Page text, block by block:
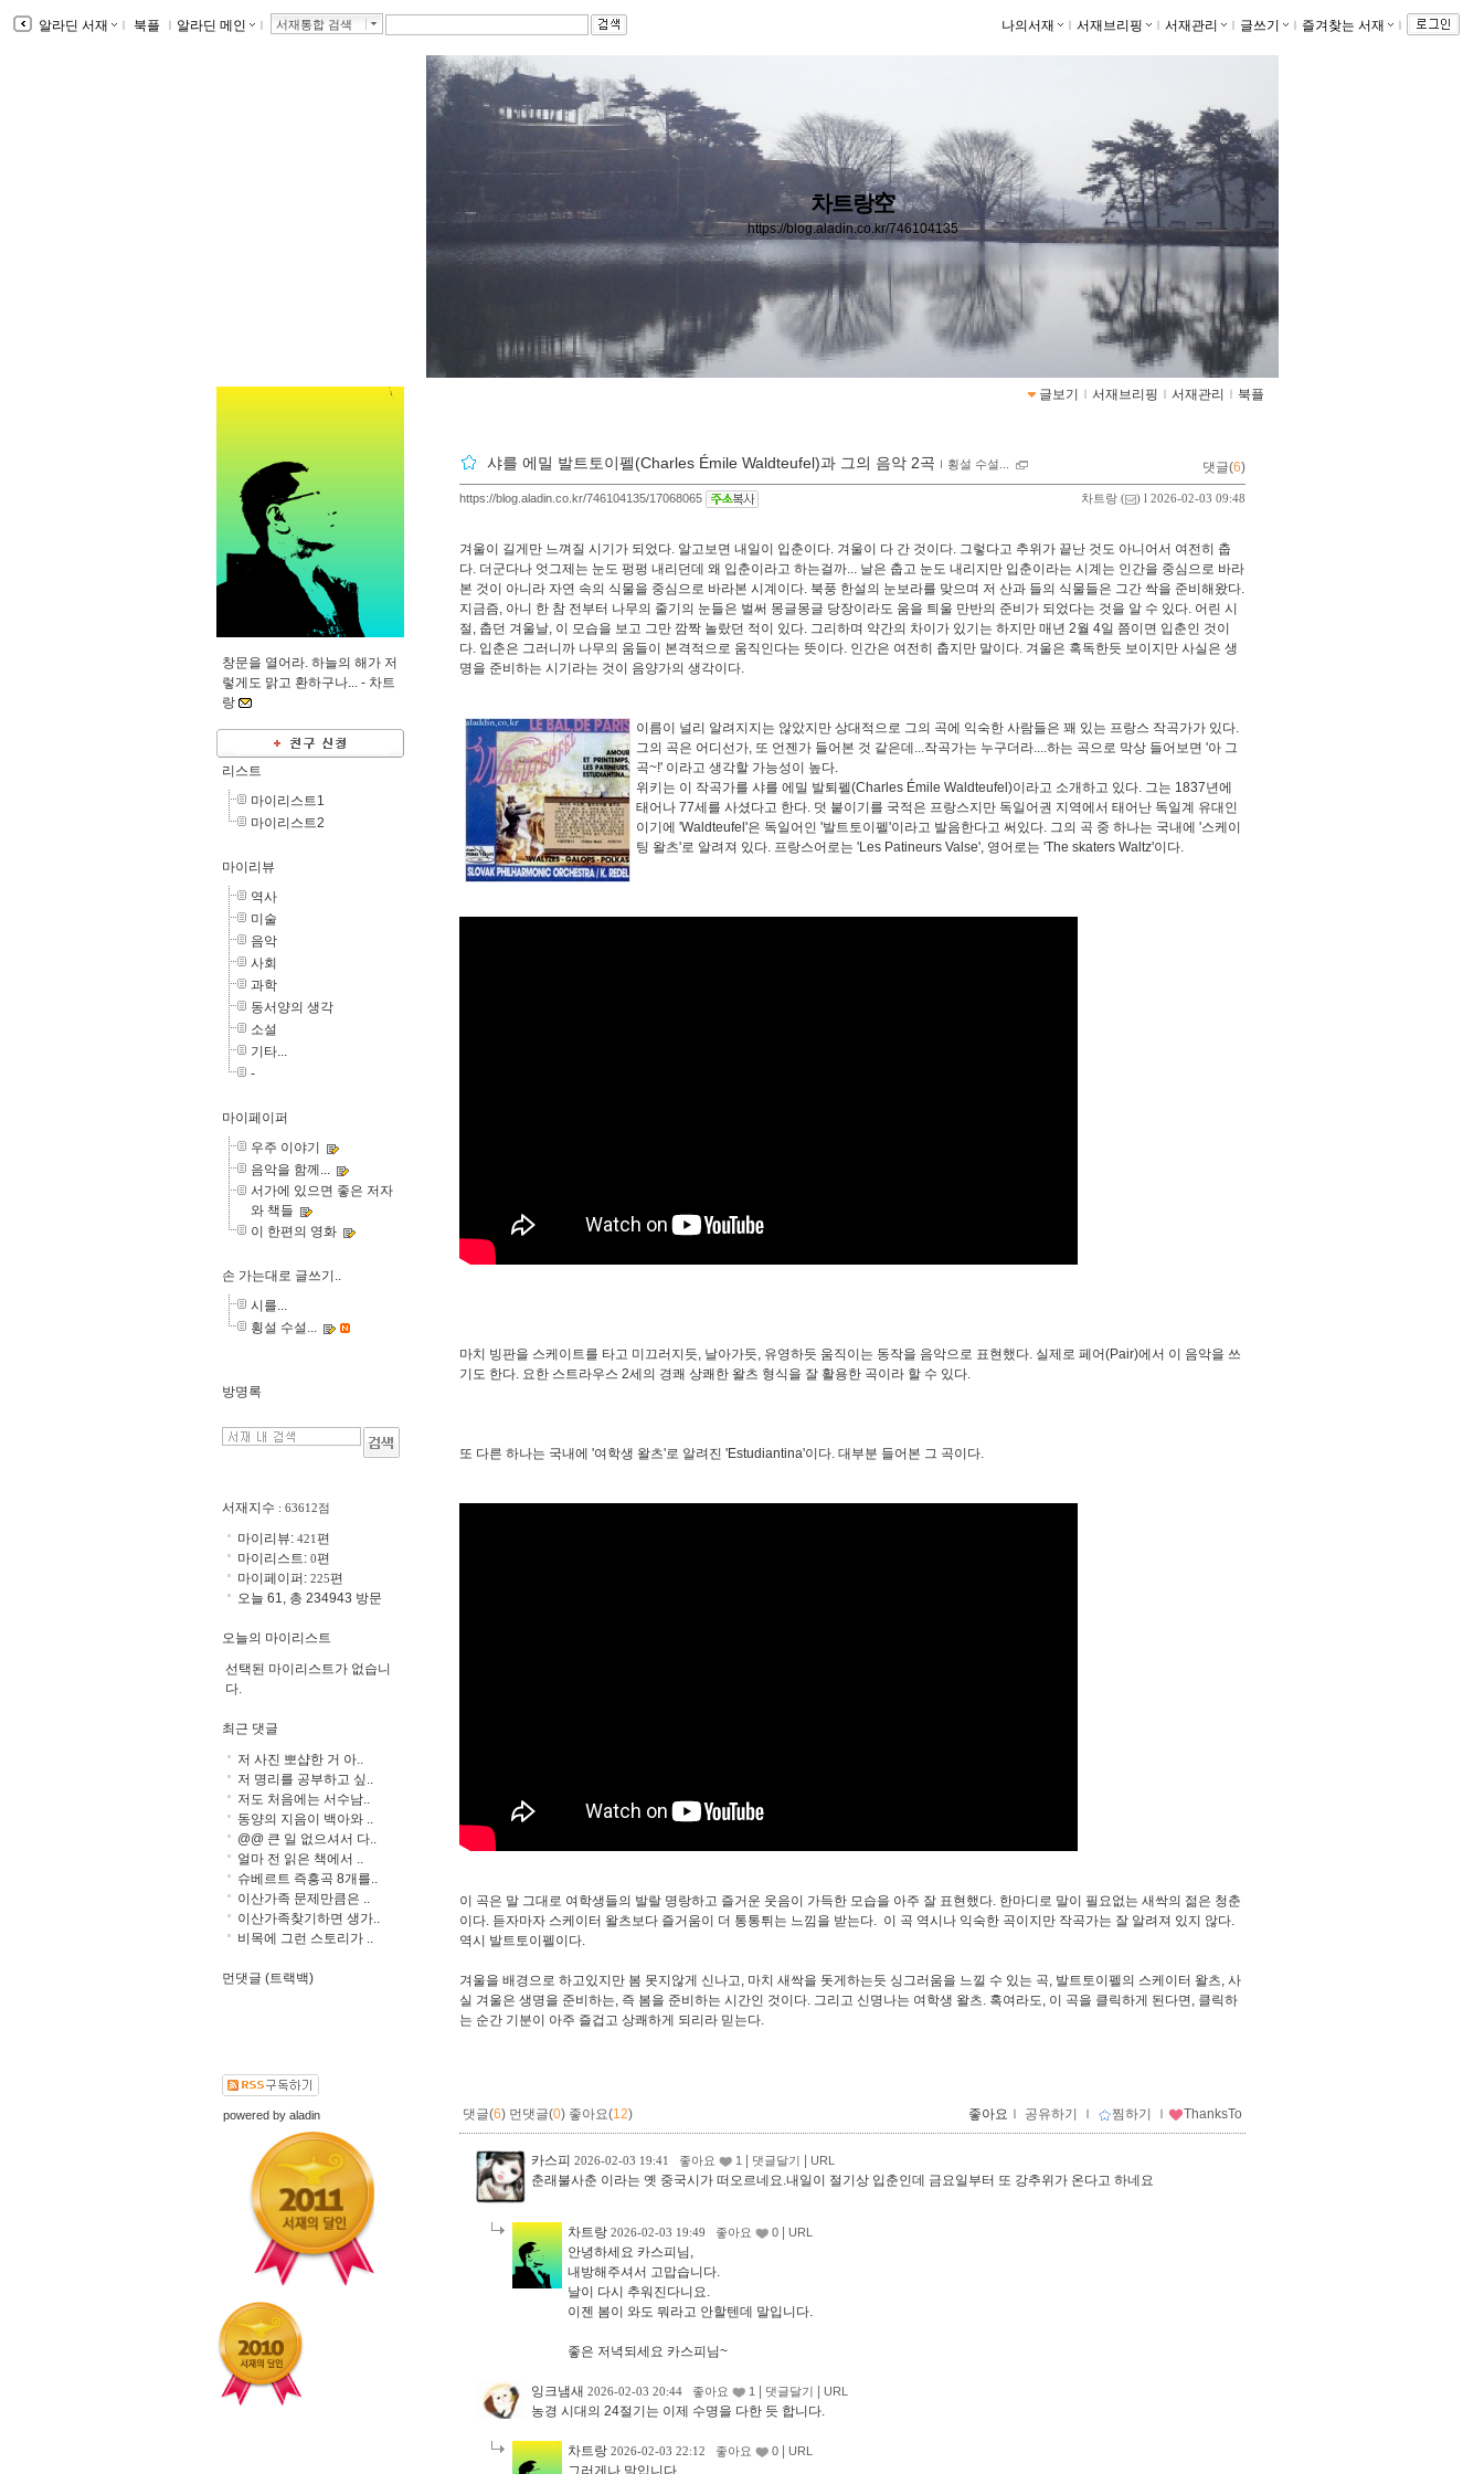
알라딘 서재 ｌ 북플 ｌ 알라딘 메인 ｌ 서재통합 검색 나의서재 ｌ 서재브리핑 ｌ 서재관리 ｌ 글쓰기 ｌ 즐겨찾는 서재 ｌ
차트랑空
https://blog.aladin.co.kr/746104135
글보기 ｌ 서재브리핑 ｌ 서재관리 ｌ 북플
샤를 에밀 발트토이펠(Charles Émile Waldteufel)과 그의 음악 2곡 ｌ 횡설 수설... 댓글(6)
차트랑 ( ) l 2026-02-03 09:48
https://blog.aladin.co.kr/746104135/17068065
겨울이 길게만 느껴질 시기가 되었다. 알고보면 내일이 입춘이다. 겨울이 다 간 것이다. 그렇다고 추위가 끝난 것도 아니어서 여전히 춥
다. 더군다나 엇그제는 눈도 펑펑 내리던데 왜 입춘이라고 하는걸까... 날은 춥고 눈도 내리지만 입춘이라는 시계는 인간을 중심으로 바라
본 것이 아니라 자연 속의 식물을 중심으로 바라본 시계이다. 북풍 한설의 눈보라를 맞으며 저 산과 들의 식물들은 그간 싹을 준비해왔다.
지금즘, 아니 한 참 전부터 나무의 줄기의 눈들은 벌써 몽글몽글 당장이라도 움을 틔울 만반의 준비가 되었다는 것을 알 수 있다. 어린 시
절, 춥던 겨울날, 이 모습을 보고 그만 깜짝 놀랐던 적이 있다. 그리하며 약간의 차이가 있기는 하지만 매년 2월 4일 쯤이면 입춘인 것이
다. 입춘은 그러니까 나무의 움들이 본격적으로 움직인다는 뜻이다. 인간은 여전히 춥지만 말이다. 겨울은 혹독한듯 보이지만 사실은 생
명을 준비하는 시기라는 것이 음양가의 생각이다.
이름이 널리 알려지지는 않았지만 상대적으로 그의 곡에 익숙한 사람들은 꽤 있는 프랑스 작곡가가 있다.
그의 곡은 어디선가, 또 언젠가 들어본 것 같은데...작곡가는 누구더라....하는 곡으로 막상 들어보면 '아 그
곡~!' 이라고 생각할 가능성이 높다.
위키는 이 작곡가를 샤를 에밀 발퇴펠(Charles Émile Waldteufel)이라고 소개하고 있다. 그는 1837년에
태어나 77세를 사셨다고 한다. 덧 붙이기를 국적은 프랑스지만 독일어권 지역에서 태어난 독일계 유대인
이기에 'Waldteufel'은 독일어인 '발트토이펠'이라고 발음한다고 써있다. 그의 곡 중 하나는 국내에 '스케이
팅 왈츠'로 알려져 있다. 프랑스어로는 'Les Patineurs Valse', 영어로는 'The skaters Waltz'이다.
마치 빙판을 스케이트를 타고 미끄러지듯, 날아가듯, 유영하듯 움직이는 동작을 음악으로 표현했다. 실제로 페어(Pair)에서 이 음악을 쓰
기도 한다. 요한 스트라우스 2세의 경쾌 상쾌한 왈츠 형식을 잘 활용한 곡이라 할 수 있다.
또 다른 하나는 국내에 '여학생 왈츠'로 알려진 'Estudiantina'이다. 대부분 들어본 그 곡이다.
이 곡은 말 그대로 여학생들의 발랄 명랑하고 즐거운 웃음이 가득한 모습을 아주 잘 표현했다. 한마디로 말이 필요없는 새싹의 젊은 청춘
이다. 듣자마자 스케이터 왈츠보다 즐거움이 더 통통튀는 느낌을 받는다. 이 곡 역시나 익숙한 곡이지만 작곡가는 잘 알려져 있지 않다.
역시 발트토이펠이다.
겨울을 배경으로 하고있지만 봄 못지않게 신나고, 마치 새싹을 돗게하는듯 싱그러움을 느낄 수 있는 곡, 발트토이펠의 스케이터 왈츠, 사
실 겨울은 생명을 준비하는, 즉 봄을 준비하는 시간인 것이다. 그리고 신명나는 여학생 왈츠. 혹여라도, 이 곡을 클릭하게 된다면, 클릭하
는 순간 기분이 아주 즐겁고 상쾌하게 되리라 믿는다.
댓글(6) 먼댓글(0) 좋아요(12) 좋아요 ｌ 공유하기 ｌ 찜하기 ｌ ThanksTo
카스피 2026-02-03 19:41 좋아요 1 댓글달기 URL
춘래불사춘 이라는 옛 중국시가 떠오르네요.내일이 절기상 입춘인데 금요일부터 또 강추위가 온다고 하네요
차트랑 2026-02-03 19:49 좋아요 0 URL
안녕하세요 카스피님,
내방해주셔서 고맙습니다.
날이 다시 추워진다니요.
이젠 봄이 와도 뭐라고 안할텐데 말입니다.
좋은 저녁되세요 카스피님~
잉크냄새 2026-02-03 20:44 좋아요 1 댓글달기 URL
농경 시대의 24절기는 이제 수명을 다한 듯 합니다.
차트랑 2026-02-03 22:12 좋아요 0 URL
창문을 열어라. 하늘의 해가 저
렇게도 맑고 환하구나... - 차트
랑
리스트
마이리스트1
마이리스트2
마이리뷰
역사
미술
음악
사회
과학
동서양의 생각
소설
기타...
-
마이페이퍼
우주 이야기
음악을 함께...
서가에 있으면 좋은 저자
와 책들
이 한편의 영화
손 가는대로 글쓰기..
시를...
횡설 수설...
방명록
서재지수 : 63612점
마이리뷰: 421편
마이리스트: 0편
마이페이퍼: 225편
오늘 61, 총 234943 방문
오늘의 마이리스트
선택된 마이리스트가 없습니
다.
최근 댓글
저 사진 뽀샵한 거 아..
저 명리를 공부하고 싶..
저도 처음에는 서수남..
동양의 지음이 백아와 ..
@@ 큰 일 없으셔서 다..
얼마 전 읽은 책에서 ..
슈베르트 즉흥곡 8개를..
이산가족 문제만큼은 ..
이산가족찾기하면 생가..
비목에 그런 스토리가 ..
먼댓글 (트랙백)
powered by aladin